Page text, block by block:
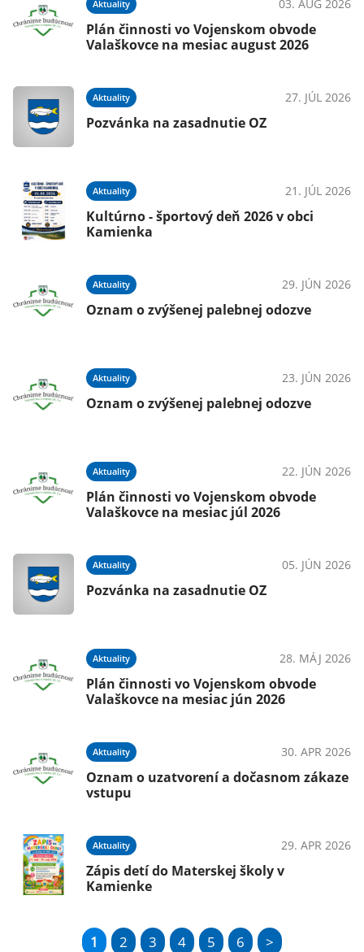
Aktuality 03. AUG 2026
Plán činnosti vo Vojenskom obvode
Valaškovce na mesiac august 2026
Aktuality 27. JÚL 2026
Pozvánka na zasadnutie OZ
Aktuality 21. JÚL 2026
Kultúrno - športový deň 2026 v obci
Kamienka
Aktuality 29. JÚN 2026
Oznam o zvýšenej palebnej odozve
Aktuality 23. JÚN 2026
Oznam o zvýšenej palebnej odozve
Aktuality 22. JÚN 2026
Plán činnosti vo Vojenskom obvode
Valaškovce na mesiac júl 2026
Aktuality 05. JÚN 2026
Pozvánka na zasadnutie OZ
Aktuality 28. MÁJ 2026
Plán činnosti vo Vojenskom obvode
Valaškovce na mesiac jún 2026
Aktuality 30. APR 2026
Oznam o uzatvorení a dočasnom zákaze
vstupu
Aktuality 29. APR 2026
Zápis detí do Materskej školy v
Kamienke
1 2 3 4 5 6 >